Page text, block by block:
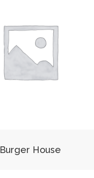
Burger House